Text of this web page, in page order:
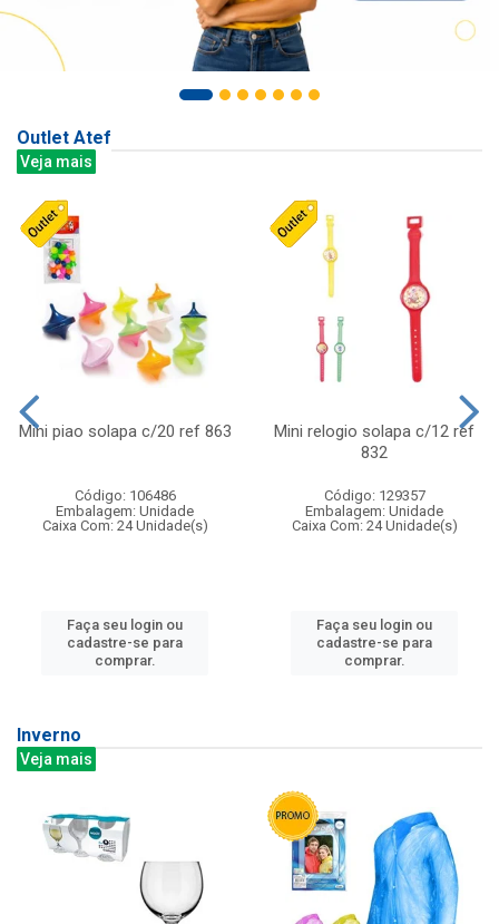
Outlet Atef
Veja mais
Mini piao solapa c/20 ref 863
Código: 106486
Embalagem: Unidade
Caixa Com: 24 Unidade(s)
Faça seu login ou
cadastre-se para
comprar.
Mini relogio solapa c/12 ref
832
Código: 129357
Embalagem: Unidade
Caixa Com: 24 Unidade(s)
Faça seu login ou
cadastre-se para
comprar.
Inverno
Veja mais